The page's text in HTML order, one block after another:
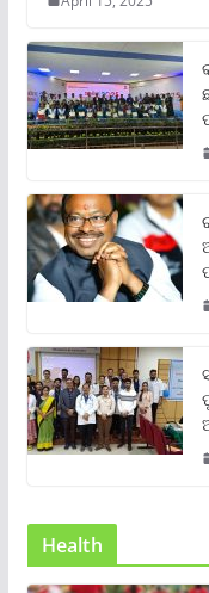
Health